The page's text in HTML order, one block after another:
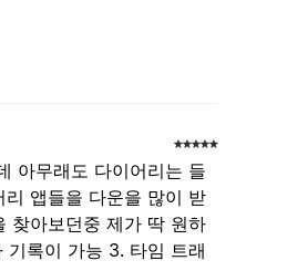
아무래도 다이어리는 들
앱들을 다운을 많이 받
찾아보던중 제가 딱 원하
기록이 가능 3. 타임 트래